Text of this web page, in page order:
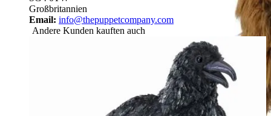
Großbritannien
Email: info@thepuppetcompany.com
Andere Kunden kauften auch